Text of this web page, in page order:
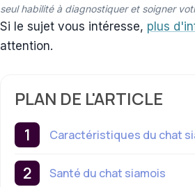
seul habilité à diagnostiquer et soigner
Si le sujet vous intéresse, plus
attention.
PLAN DE L'ARTICLE
Caractéristiques du chat
Santé du chat siamois